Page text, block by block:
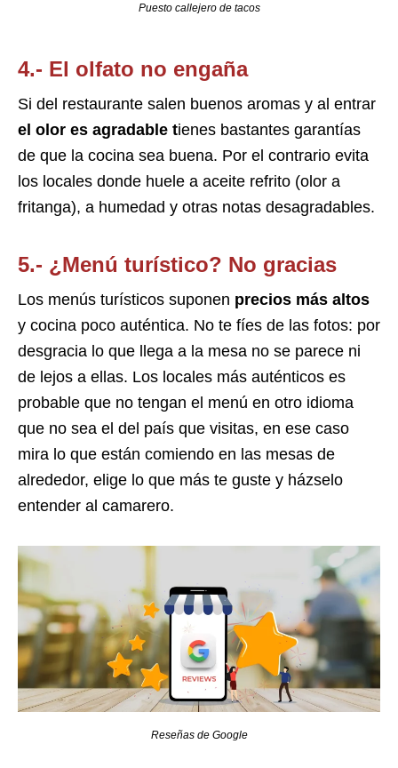
Puesto callejero de tacos
4.- El olfato no engaña
Si del restaurante salen buenos aromas y al entrar
el olor es agradable tienes bastantes garantías
de que la cocina sea buena. Por el contrario evita
los locales donde huele a aceite refrito (olor a
fritanga), a humedad y otras notas desagradables.
5.- ¿Menú turístico? No gracias
Los menús turísticos suponen precios más altos
y cocina poco auténtica. No te fíes de las fotos: por
desgracia lo que llega a la mesa no se parece ni
de lejos a ellas. Los locales más auténticos es
probable que no tengan el menú en otro idioma
que no sea el del país que visitas, en ese caso
mira lo que están comiendo en las mesas de
alrededor, elige lo que más te guste y házselo
entender al camarero.
Reseñas de Google